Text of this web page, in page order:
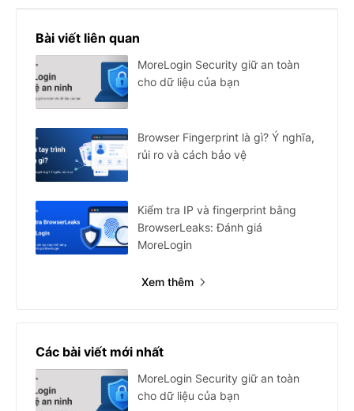
Bài viết liên quan
MoreLogin Security giữ an toàn
cho dữ liệu của bạn
Browser Fingerprint là gì? Ý nghĩa,
rủi ro và cách bảo vệ
Kiểm tra IP và fingerprint bằng
BrowserLeaks: Đánh giá
MoreLogin
Xem thêm
Các bài viết mới nhất
MoreLogin Security giữ an toàn
cho dữ liệu của bạn